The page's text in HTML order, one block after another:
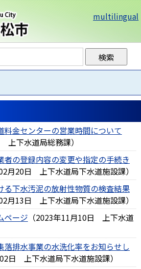
multilingual
料金センターの営業時間について
上下水道局総務課）
者の登録内容の変更や指定の手続き
月20日 上下水道局下水道施設課）
る下水汚泥の放射性物質の検査結果
月13日 上下水道局下水道施設課）
ページ （2023年11月10日
上下水道
落排水事業の水洗化率をお知らせし
日 上下水道局下水道施設課）